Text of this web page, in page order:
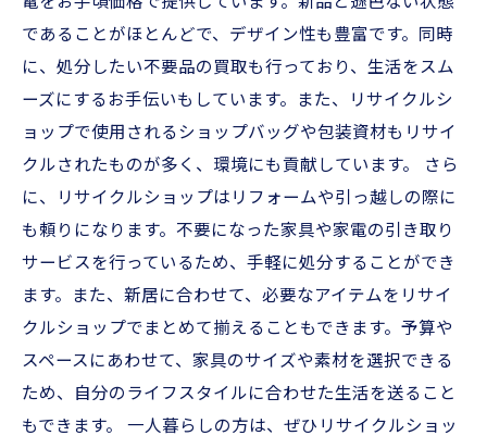
であることがほとんどで、デザイン性も豊富です。同時
に、処分したい不要品の買取も行っており、生活をスム
ーズにするお手伝いもしています。また、リサイクルシ
ョップで使用されるショップバッグや包装資材もリサイ
クルされたものが多く、環境にも貢献しています。 さら
に、リサイクルショップはリフォームや引っ越しの際に
も頼りになります。不要になった家具や家電の引き取り
サービスを行っているため、手軽に処分することができ
ます。また、新居に合わせて、必要なアイテムをリサイ
クルショップでまとめて揃えることもできます。予算や
スペースにあわせて、家具のサイズや素材を選択できる
ため、自分のライフスタイルに合わせた生活を送ること
もできます。 一人暮らしの方は、ぜひリサイクルショッ